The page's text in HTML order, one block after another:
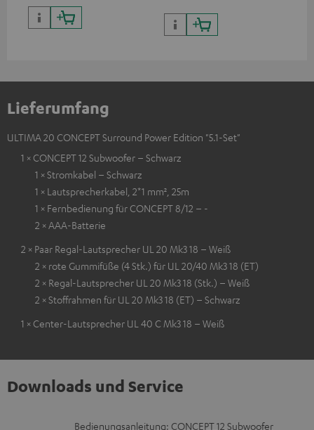
Lieferumfang
ULTIMA 20 CONCEPT Surround Power Edition "5.1-Set"
1 × CONCEPT 12 Subwoofer – Schwarz
1 × Stromkabel – Schwarz
1 × Lautsprecherkabel, 2*1 mm², 25m
1 × Fernbedienung für CONCEPT 8/12 – -
2 × AAA-Batterie
2 × Paar Regal-Lautsprecher UL 20 Mk3 18 – Weiß
2 × rote Gummifüße (4 Stk.) für UL 20/40 Mk3 18 (ET)
2 × Regal-Lautsprecher UL 20 Mk3 18 (Stk.) – Weiß
2 × Stoffrahmen für UL 20 Mk3 18 (ET) – Schwarz
1 × Center-Lautsprecher UL 40 C Mk3 18 – Weiß
Downloads und Service
Bedienungsanleitung: CONCEPT 12 Subwoofer